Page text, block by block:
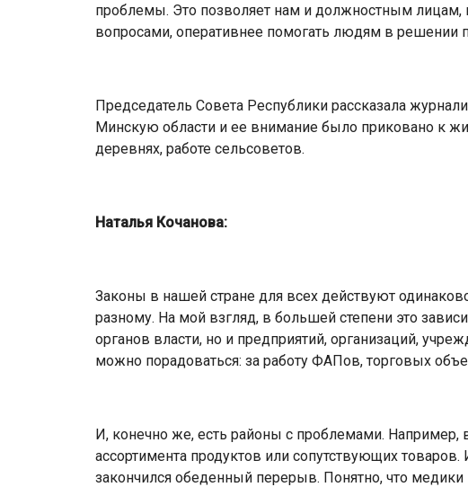
проблемы. Это позволяет нам и должностным
вопросами, оперативнее помогать людям в решении
Председатель Совета Республики рассказала
Минскую области и ее внимание было приковано к
деревнях, работе сельсоветов.
Наталья Кочанова:
Законы в нашей стране для всех действуют
разному. На мой взгляд, в большей степени это
органов власти, но и предприятий, организаций,
можно порадоваться: за работу ФАПов, торговых
И, конечно же, есть районы с проблемами. Например,
ассортимента продуктов или сопутствующих
закончился обеденный перерыв. Понятно, что